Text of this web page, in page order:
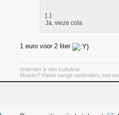
[..]
Ja, vieze cola.
1 euro voor 2 liter
Iedereen is een kutlultrut
Muizen? Kleine harige opdonders met